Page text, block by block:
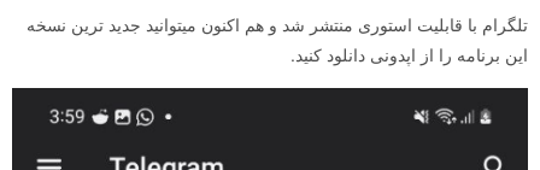
تلگرام با قابلیت استوری منتشر شد و هم اکنون میتوانید جدید ترین نسخه
این برنامه را از اپدونی دانلود کنید.